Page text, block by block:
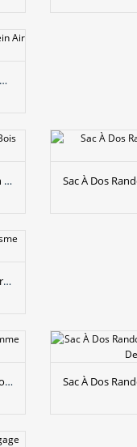
Sac À Dos Randonnée Femme Voyage Tourisme Bagage De Plein Air Ultra Lumière Bleu
Sac À Dos Randonnée Femme Loisir Étanche Lumière Nylon Bois Voyage Rose Pure Foncé
Sac À Dos Randonnée Femme Bagage Aptitude Voyage Tourisme Grande Capacité Homme Bordeaux Pure
Sac À Dos Randonnée Femme Grande Capacité Tourisme Homme Portable Plier Bagage Rouge